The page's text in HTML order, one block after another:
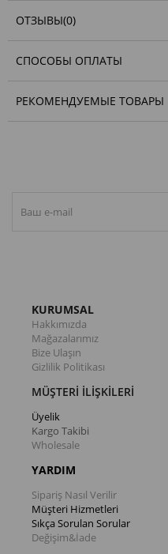
ОТЗЫВЫ(0)
СПОСОБЫ ОПЛАТЫ
РЕКОМЕНДУЕМЫЕ ТОВАРЫ
KURUMSAL
Hakkımızda
Mağazalarımız
Bize Ulaşın
Gizlilik Politikası
MÜŞTERİ İLİŞKİLERİ
Üyelik
Kargo Takibi
Wholesale
YARDIM
Sipariş Nasıl Verilir
Müşteri Hizmetleri
Sıkça Sorulan Sorular
Değişim&İade